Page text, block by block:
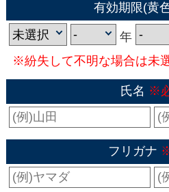
有効期限(黄
年
※紛失して不明な場合は未
氏名 ※
フリガナ